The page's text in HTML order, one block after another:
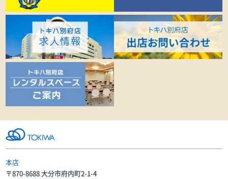
本店
〒870-8688 大分市府内町2-1-4